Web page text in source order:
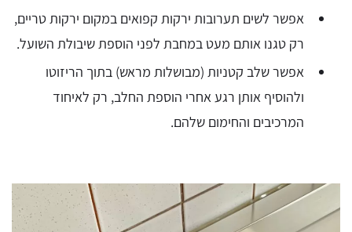
אפשר לשים תערובות ירקות קפואים במקום ירקות טריים,
רק טגנו אותם מעט במחבת לפני הוספת שיבולת השועל.
אפשר שלב קטניות (מבושלות מראש) בתוך הריזוטו
ולהוסיף אותן רגע אחרי הוספת החלב, רק לאיחוד
המרכיבים והחימום שלהם.